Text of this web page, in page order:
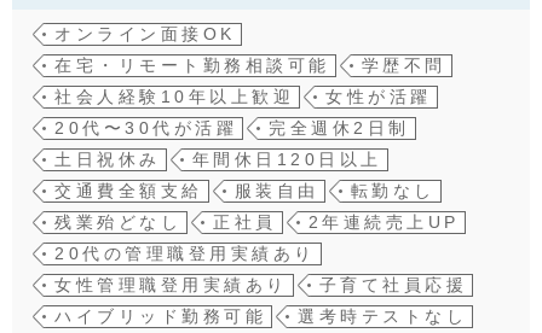
オンライン面接OK
在宅・リモート勤務相談可能
学歴不問
社会人経験10年以上歓迎
女性が活躍
20代〜30代が活躍
完全週休2日制
土日祝休み
年間休日120日以上
交通費全額支給
服装自由
転勤なし
残業殆どなし
正社員
2年連続売上UP
20代の管理職登用実績あり
女性管理職登用実績あり
子育て社員応援
ハイブリッド勤務可能
選考時テストなし